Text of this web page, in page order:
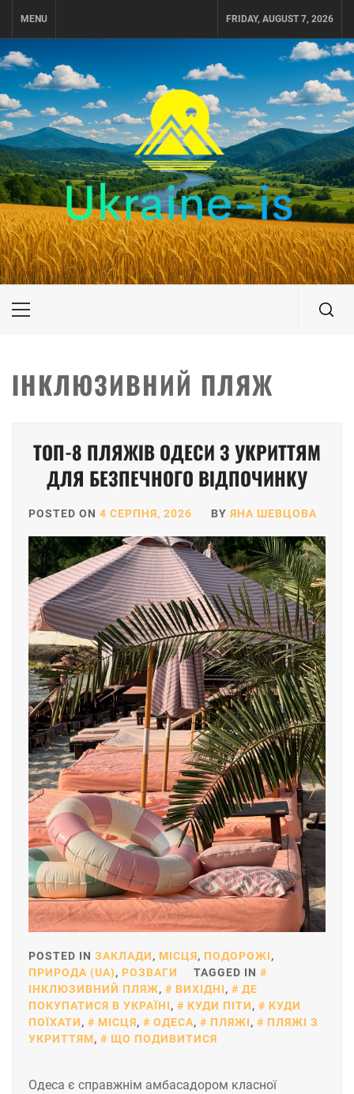
MENU FRIDAY, AUGUST 7, 2026
UKRAINE-IS
ПОДОРОЖI ПО УКРАЇНІ
Primary
ІНКЛЮЗИВНИЙ ПЛЯЖ
ТОП-8 ПЛЯЖІВ ОДЕСИ З УКРИТТЯМ
ДЛЯ БЕЗПЕЧНОГО ВІДПОЧИНКУ
POSTED ON 4 СЕРПНЯ, 2026 BY ЯНА ШЕВЦОВА
POSTED IN ЗАКЛАДИ, МІСЦЯ, ПОДОРОЖІ,
ПРИРОДА (UA), РОЗВАГИ
TAGGED IN
ІНКЛЮЗИВНИЙ ПЛЯЖ, ВИХІДНІ,
ДЕ
ПОКУПАТИСЯ В УКРАЇНІ, КУДИ ПІТИ,
КУДИ
ПОЇХАТИ, МІСЦЯ, ОДЕСА, ПЛЯЖІ,
ПЛЯЖІ З
УКРИТТЯМ, ЩО ПОДИВИТИСЯ
Одеса є справжнім амбасадором класної